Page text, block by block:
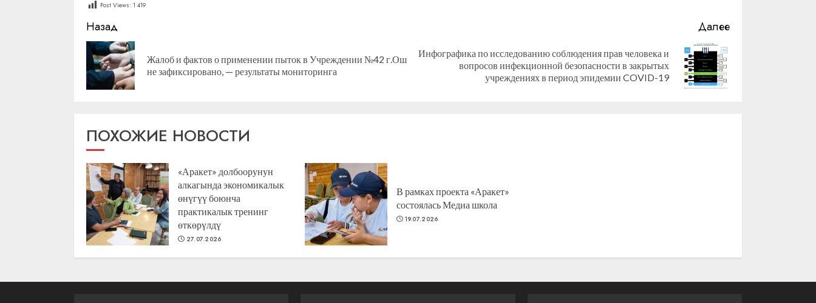
Post Views: 1 419
Продолжить
чтение
Назад
Предыдущая
Жалоб и фактов о применении пыток в Учреждении №42 г.Ош
не зафиксировано, — результаты мониторинга
Далее
Следующая
Инфографика по исследованию соблюдения прав человека и
вопросов инфекционной безопасности в закрытых
учреждениях в период эпидемии COVID-19
ПОХОЖИЕ НОВОСТИ
«Аракет» долбоорунун
алкагында экономикалык
өнүгүү боюнча
практикалык тренинг
өткөрүлдү
27.07.2026
В рамках проекта «Аракет»
состоялась Медиа школа
19.07.2026